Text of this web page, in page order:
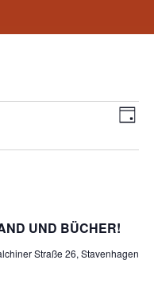
Tag
UND BÜCHER!
Straße 26, Stavenhagen